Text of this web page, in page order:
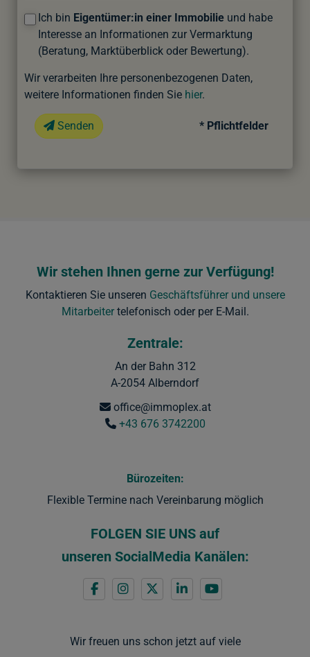
Ich bin Eigentümer:in einer Immobilie und habe
Interesse an Informationen zur Vermarktung
(Beratung, Marktüberblick oder Bewertung).
Wir verarbeiten Ihre personenbezogenen Daten,
weitere Informationen finden Sie hier.
Senden * Pflichtfelder
Wir stehen Ihnen gerne zur Verfügung!
Kontaktieren Sie unseren Geschäftsführer und unsere
Mitarbeitertelefonisch oder per E-Mail.
Zentrale:
An der Bahn 312
A-2054 Alberndorf
office@immoplex.at
+43 676 3742200
Bürozeiten:
Flexible Termine nach Vereinbarung möglich
FOLGEN SIE UNS auf
unseren SocialMedia Kanälen:
Wir freuen uns schon jetzt auf viele